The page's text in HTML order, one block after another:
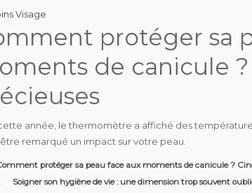
Visage
protéger sa
de canicule
année, le thermomètre a affiché des
remarqué un impact sur votre peau.
protéger sa peau face aux moments de canicule ?
Soigner son hygiène de vie : une dimension trop souvent